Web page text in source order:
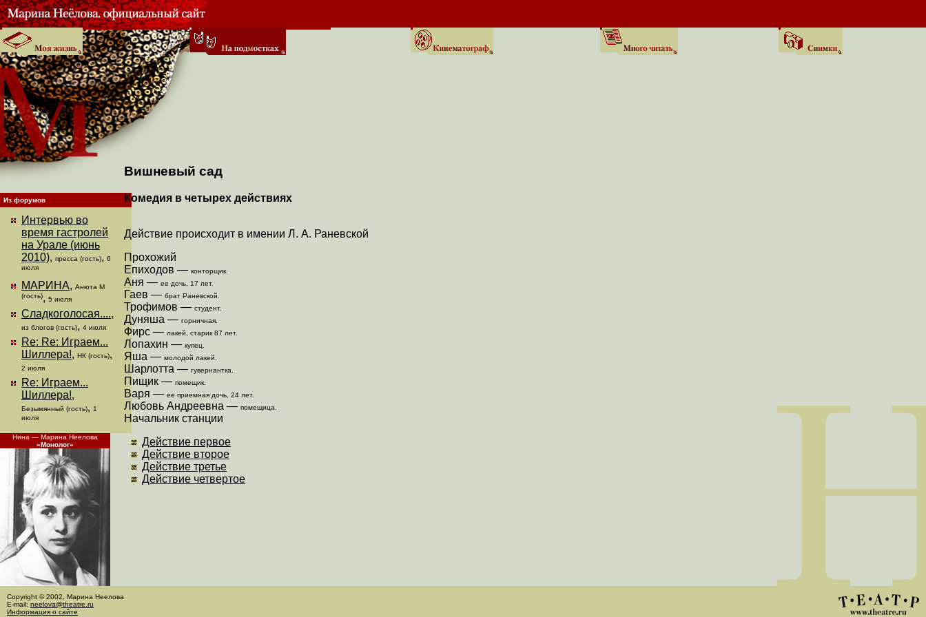
Из форумов
Интервью во
время гастролей
на Урале (июнь
2010), пресса (гость), 6
июля
МАРИНА, Анюта М
(гость), 5 июля
Сладкоголосая....,
из блогов (гость), 4 июля
Re: Re: Играем...
Шиллера!, НК (гость),
2 июля
Re: Играем...
Шиллера!,
Безымянный (гость), 1
июля
Вишневый сад
Комедия в четырех действиях
Действие происходит в имении Л. А. Раневской
Прохожий
Епиходов — конторщик.
Аня — ее дочь, 17 лет.
Гаев — брат Раневской.
Трофимов — студент.
Дуняша — горничная.
Фирс — лакей, старик 87 лет.
Лопахин — купец.
Яша — молодой лакей.
Шарлотта — гувернантка.
Пищик — помещик.
Варя — ее приемная дочь, 24 лет.
Любовь Андреевна — помещица.
Начальник станции
Действие первое
Действие второе
Действие третье
Действие четвертое
Нина — Марина Неелова
«Монолог»
Copyright © 2002, Марина Неелова
E-mail: neelova@theatre.ru
Информация о сайте